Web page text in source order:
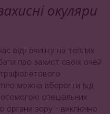
окуляри
відпочинку на теплих
про захист своїх очей
можна вберегти від
спеціальних
органи зору - виключно